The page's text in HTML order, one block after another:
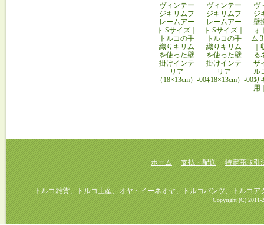
ヴィンテー
ジキリムフ
レームアー
ト Sサイズ｜
トルコの手
織りキリム
を使った壁
掛けインテ
リア
（18×13cm）-004
ヴィンテー
ジキリムフ
レームアー
ト Sサイズ｜
トルコの手
織りキリム
を使った壁
掛けインテ
リア
（18×13cm）-005
ヴ
ジ
壁
ォ
ム
る
ザ
ル
り
用
ホーム 支払・配送 特定商取引
トルコ雑貨、トルコ土産、オヤ・イーネオヤ、トルコパンツ、トルコアク
Copyright (C) 2011-